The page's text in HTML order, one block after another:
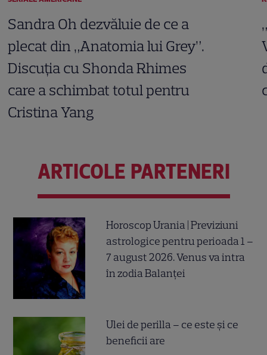
Sandra Oh dezvăluie de ce a
plecat din „Anatomia lui Grey”.
Discuția cu Shonda Rhimes
care a schimbat totul pentru
Cristina Yang
ARTICOLE PARTENERI
Horoscop Urania | Previziuni
astrologice pentru perioada 1 –
7 august 2026. Venus va intra
în zodia Balanței
Ulei de perilla – ce este și ce
beneficii are